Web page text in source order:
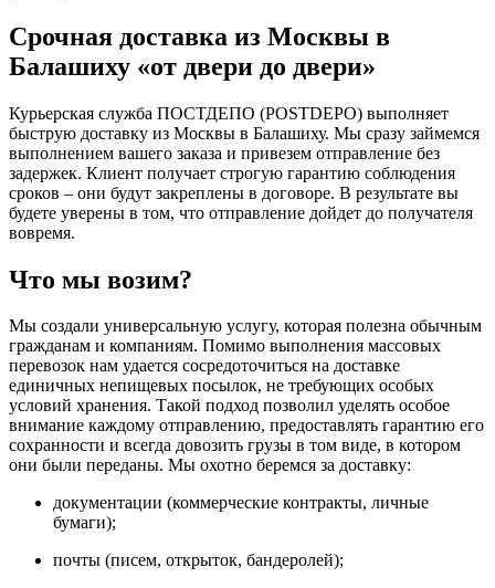
Срочная доставка из Москвы в
Балашиху «от двери до двери»
Курьерская служба ПОСТДЕПО (POSTDEPO) выполняет
быструю доставку из Москвы в Балашиху. Мы сразу займемся
выполнением вашего заказа и привезем отправление без
задержек. Клиент получает строгую гарантию соблюдения
сроков – они будут закреплены в договоре. В результате вы
будете уверены в том, что отправление дойдет до получателя
вовремя.
Что мы возим?
Мы создали универсальную услугу, которая полезна обычным
гражданам и компаниям. Помимо выполнения массовых
перевозок нам удается сосредоточиться на доставке
единичных непищевых посылок, не требующих особых
условий хранения. Такой подход позволил уделять особое
внимание каждому отправлению, предоставлять гарантию его
сохранности и всегда довозить грузы в том виде, в котором
они были переданы. Мы охотно беремся за доставку:
документации (коммерческие контракты, личные
бумаги);
почты (писем, открыток, бандеролей);